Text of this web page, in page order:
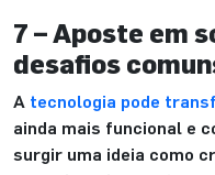
7 – Aposte em
desafios
A tecnologia pode
ainda mais funcional e
surgir uma ideia como